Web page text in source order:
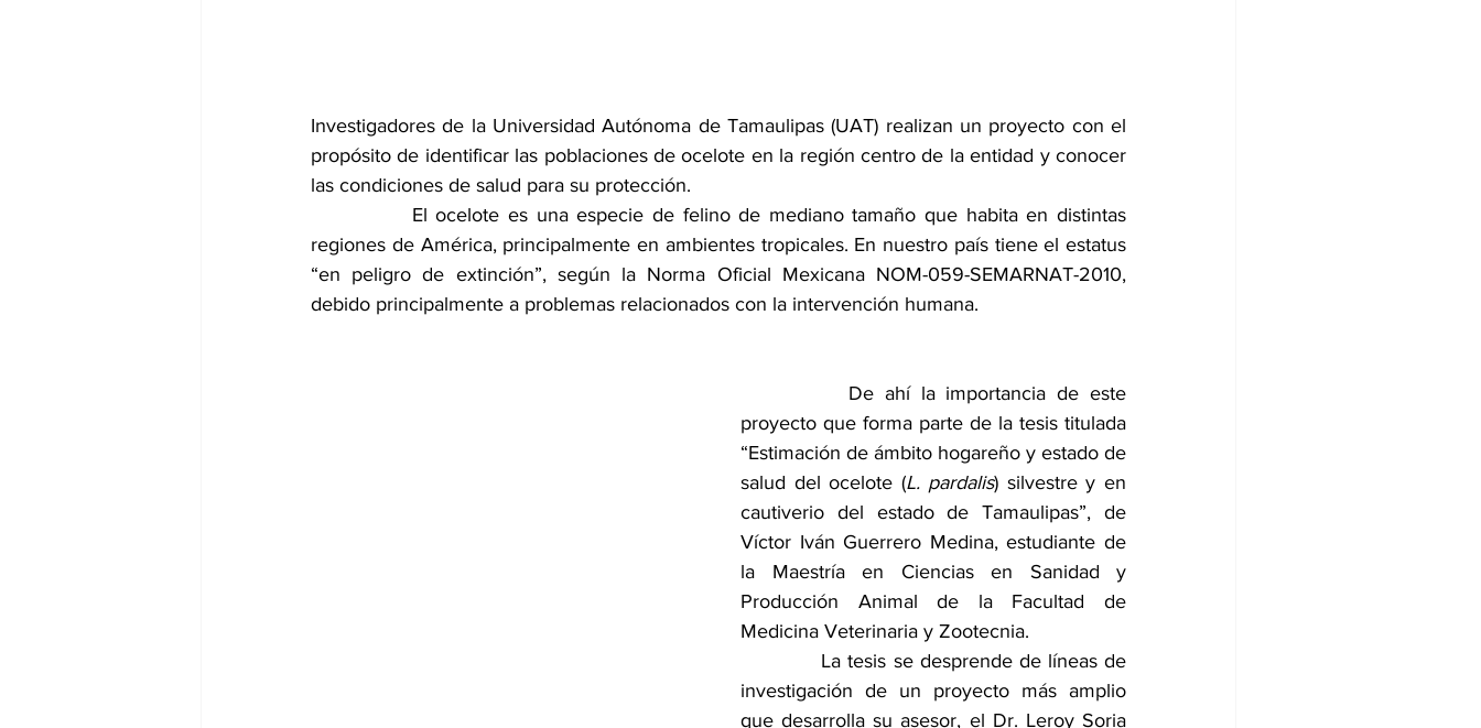
Investigadores de la Universidad Autónoma de Tamaulipas (UAT) realizan un proyecto con el
propósito de identificar las poblaciones de ocelote en la región centro de la entidad y conocer
las condiciones de salud para su protección.
El ocelote es una especie de felino de mediano tamaño que habita en distintas
regiones de América, principalmente en ambientes tropicales. En nuestro país tiene el estatus
“en peligro de extinción”, según la Norma Oficial Mexicana NOM-059-SEMARNAT-2010,
debido principalmente a problemas relacionados con la intervención humana.
De ahí la importancia de este
proyecto que forma parte de la tesis titulada
“Estimación de ámbito hogareño y estado de
salud del ocelote (L. pardalis) silvestre y en
cautiverio del estado de Tamaulipas”, de
Víctor Iván Guerrero Medina, estudiante de
la Maestría en Ciencias en Sanidad y
Producción Animal de la Facultad de
Medicina Veterinaria y Zootecnia.
La tesis se desprende de líneas de
investigación de un proyecto más amplio
que desarrolla su asesor, el Dr. Leroy Soria